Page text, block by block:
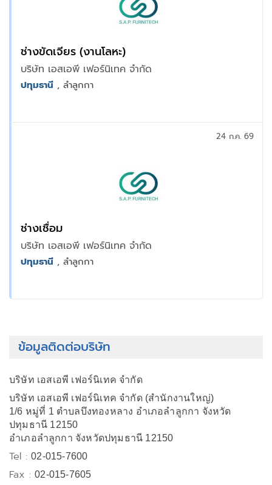
ช่างขัดเจียร (งานโลหะ)
บริษัท เอสเอพี เฟอร์นิเทค จำกัด
ปทุมธานี , ลำลูกกา
ช่างเชื่อม
บริษัท เอสเอพี เฟอร์นิเทค จำกัด
24 ก.ค. 69
ปทุมธานี , ลำลูกกา
ข้อมูลติดต่อบริษัท
บริษัท เอสเอพี เฟอร์นิเทค จำกัด
บริษัท เอสเอพี เฟอร์นิเทค จำกัด (สำนักงานใหญ่)
1/6 หมู่ที่ 1 ตำบลบึงทองหลาง อำเภอลำลูกกา จังหวัด
ปทุมธานี 12150
อำเภอลำลูกกา จังหวัดปทุมธานี 12150
Tel :02-015-7600
Fax :02-015-7605